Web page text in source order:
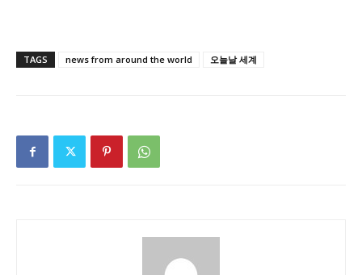
TAGS news from around the world 오늘날 세계